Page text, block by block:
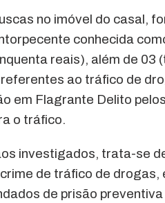
no imóvel do casal,
conhecida
reais), além de
ao tráfico de
em Flagrante Delito
o tráfico.
investigados, trata-se
de tráfico de
de prisão